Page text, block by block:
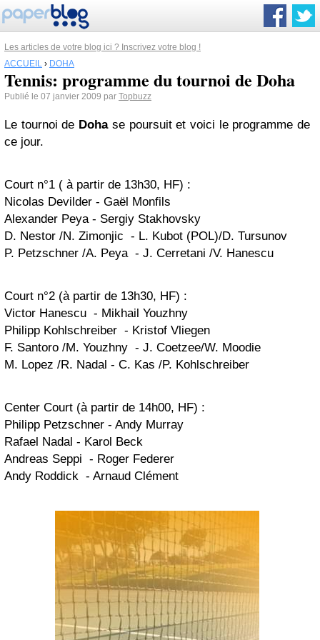
Les articles de votre blog ici ? Inscrivez votre blog !
ACCUEIL › DOHA
Tennis: programme du tournoi de Doha
Publié le 07 janvier 2009 par Topbuzz
Le tournoi de Dohase poursuit et voici le programme de
ce jour.
Court n°1 ( à partir de 13h30, HF) :
Nicolas Devilder - Gaël Monfils
Alexander Peya - Sergiy Stakhovsky
D. Nestor /N. Zimonjic - L. Kubot (POL)/D. Tursunov
P. Petzschner /A. Peya - J. Cerretani /V. Hanescu
Court n°2 (à partir de 13h30, HF) :
Victor Hanescu - Mikhail Youzhny
Philipp Kohlschreiber - Kristof Vliegen
F. Santoro /M. Youzhny - J. Coetzee/W. Moodie
M. Lopez /R. Nadal - C. Kas /P. Kohlschreiber
Center Court (à partir de 14h00, HF) :
Philipp Petzschner - Andy Murray
Rafael Nadal - Karol Beck
Andreas Seppi - Roger Federer
Andy Roddick - Arnaud Clément